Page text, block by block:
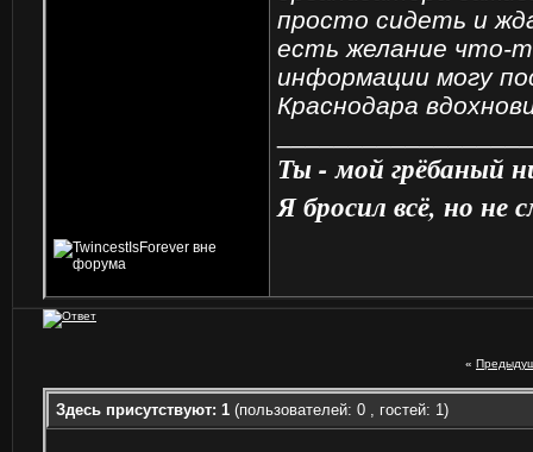
просто сидеть и
есть желание что-
информации могу
Краснодара
Ты - мой грёбаный
Я бросил всё, но не
«
Здесь присутствуют: 1 (пользователей: 0 , гостей: 1)